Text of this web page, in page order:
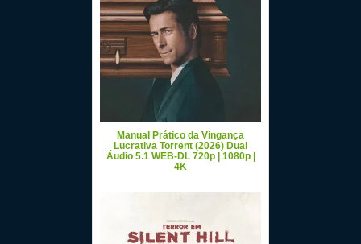
Manual Prático da Vingança
Lucrativa Torrent (2026) Dual
Áudio 5.1 WEB-DL 720p | 1080p |
4K